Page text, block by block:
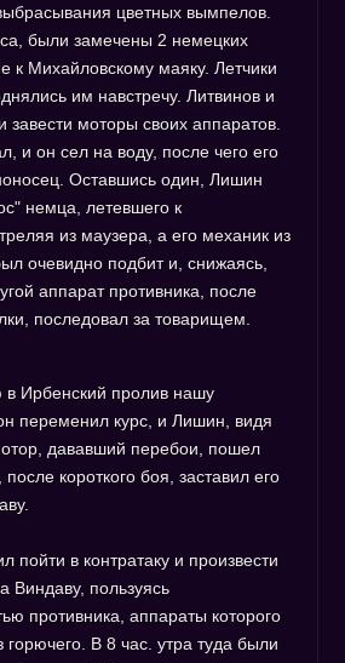
цветных вымпелов.
были замечены 2 немецких
к Михайловскому маяку. Летчики
им навстречу. Литвинов и
завести моторы своих аппаратов.
и он сел на воду, после чего его
Оставшись один, Лишин
немца, летевшего к
из маузера, а его механик из
очевидно подбит и, снижаясь,
аппарат противника, после
последовал за товарищем.
Ирбенский пролив нашу
переменил курс, и Лишин, видя
дававший перебои, пошел
короткого боя, заставил его
пойти в контратаку и произвести
Виндаву, пользуясь
противника, аппараты которого
В 8 час. утра туда были